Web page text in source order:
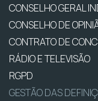
CONSELHO GERAL
CONSELHO DE
CONTRATO DE
RÁDIO E TELEVISÃO
RGPD
GESTÃO DAS